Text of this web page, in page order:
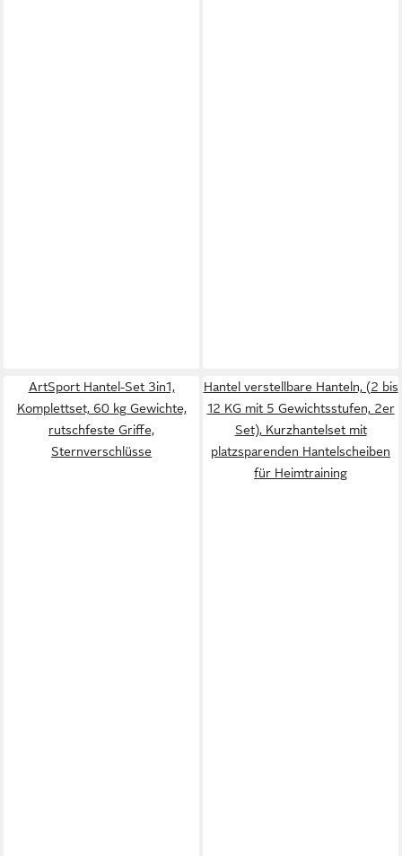
ArtSport Hantel-Set 3in1,
Komplettset, 60 kg Gewichte,
rutschfeste Griffe,
Sternverschlüsse
Hantel verstellbare Hanteln, (2 bis
12 KG mit 5 Gewichtsstufen, 2er
Set), Kurzhantelset mit
platzsparenden Hantelscheiben
für Heimtraining